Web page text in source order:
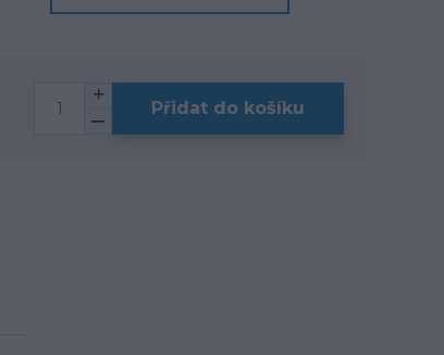
Přidat do košíku